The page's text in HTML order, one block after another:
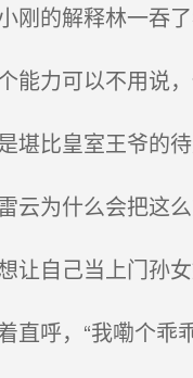
的解释林一吞了
力可以不用说，
比皇室王爷的待
为什么会把这么
让自己当上门孙女
直呼，“我嘞个乖